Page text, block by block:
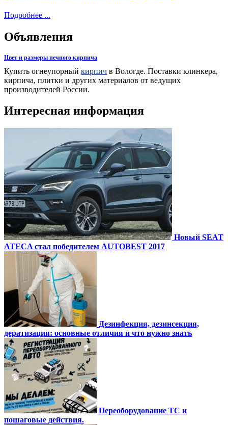
Подробнее ...
Объявления
Цвет и размеры печного кирпича
Купить огнеупорный кирпич в Вологде. Поставки клинкера,
кирпича, плитки и других материалов от ведущих
производителей России.
Интересная информация
Новый SEAT
ATECA стал победителем AUTOBEST 2017
Дезинфекция, дезинсекция,
дератизация: основные отличия и что нужно знать
Переоборудование ТС и
пошаговые действия.